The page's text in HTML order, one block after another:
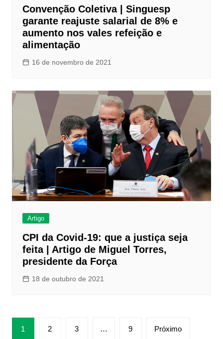
Convenção Coletiva | Singuesp
garante reajuste salarial de 8% e
aumento nos vales refeição e
alimentação
16 de novembro de 2021
Artigo
CPI da Covid-19: que a justiça seja
feita | Artigo de Miguel Torres,
presidente da Força
18 de outubro de 2021
Paginação
1 2 3 … 9 Próximo